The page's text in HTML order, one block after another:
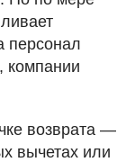
персонал
компании
возврата —
вычетах или